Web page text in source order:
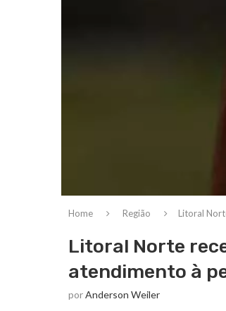
Home Região Litoral
Litoral Norte
atendimento à
porAnderson Weiler